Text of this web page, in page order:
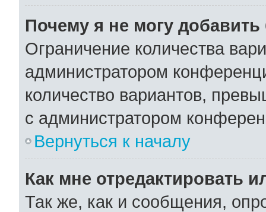
Почему я не могу
Ограничение количества
администратором
количество вариантов,
с администратором
Вернуться к началу
Как мне отредактировать
Так же, как и сообщения,